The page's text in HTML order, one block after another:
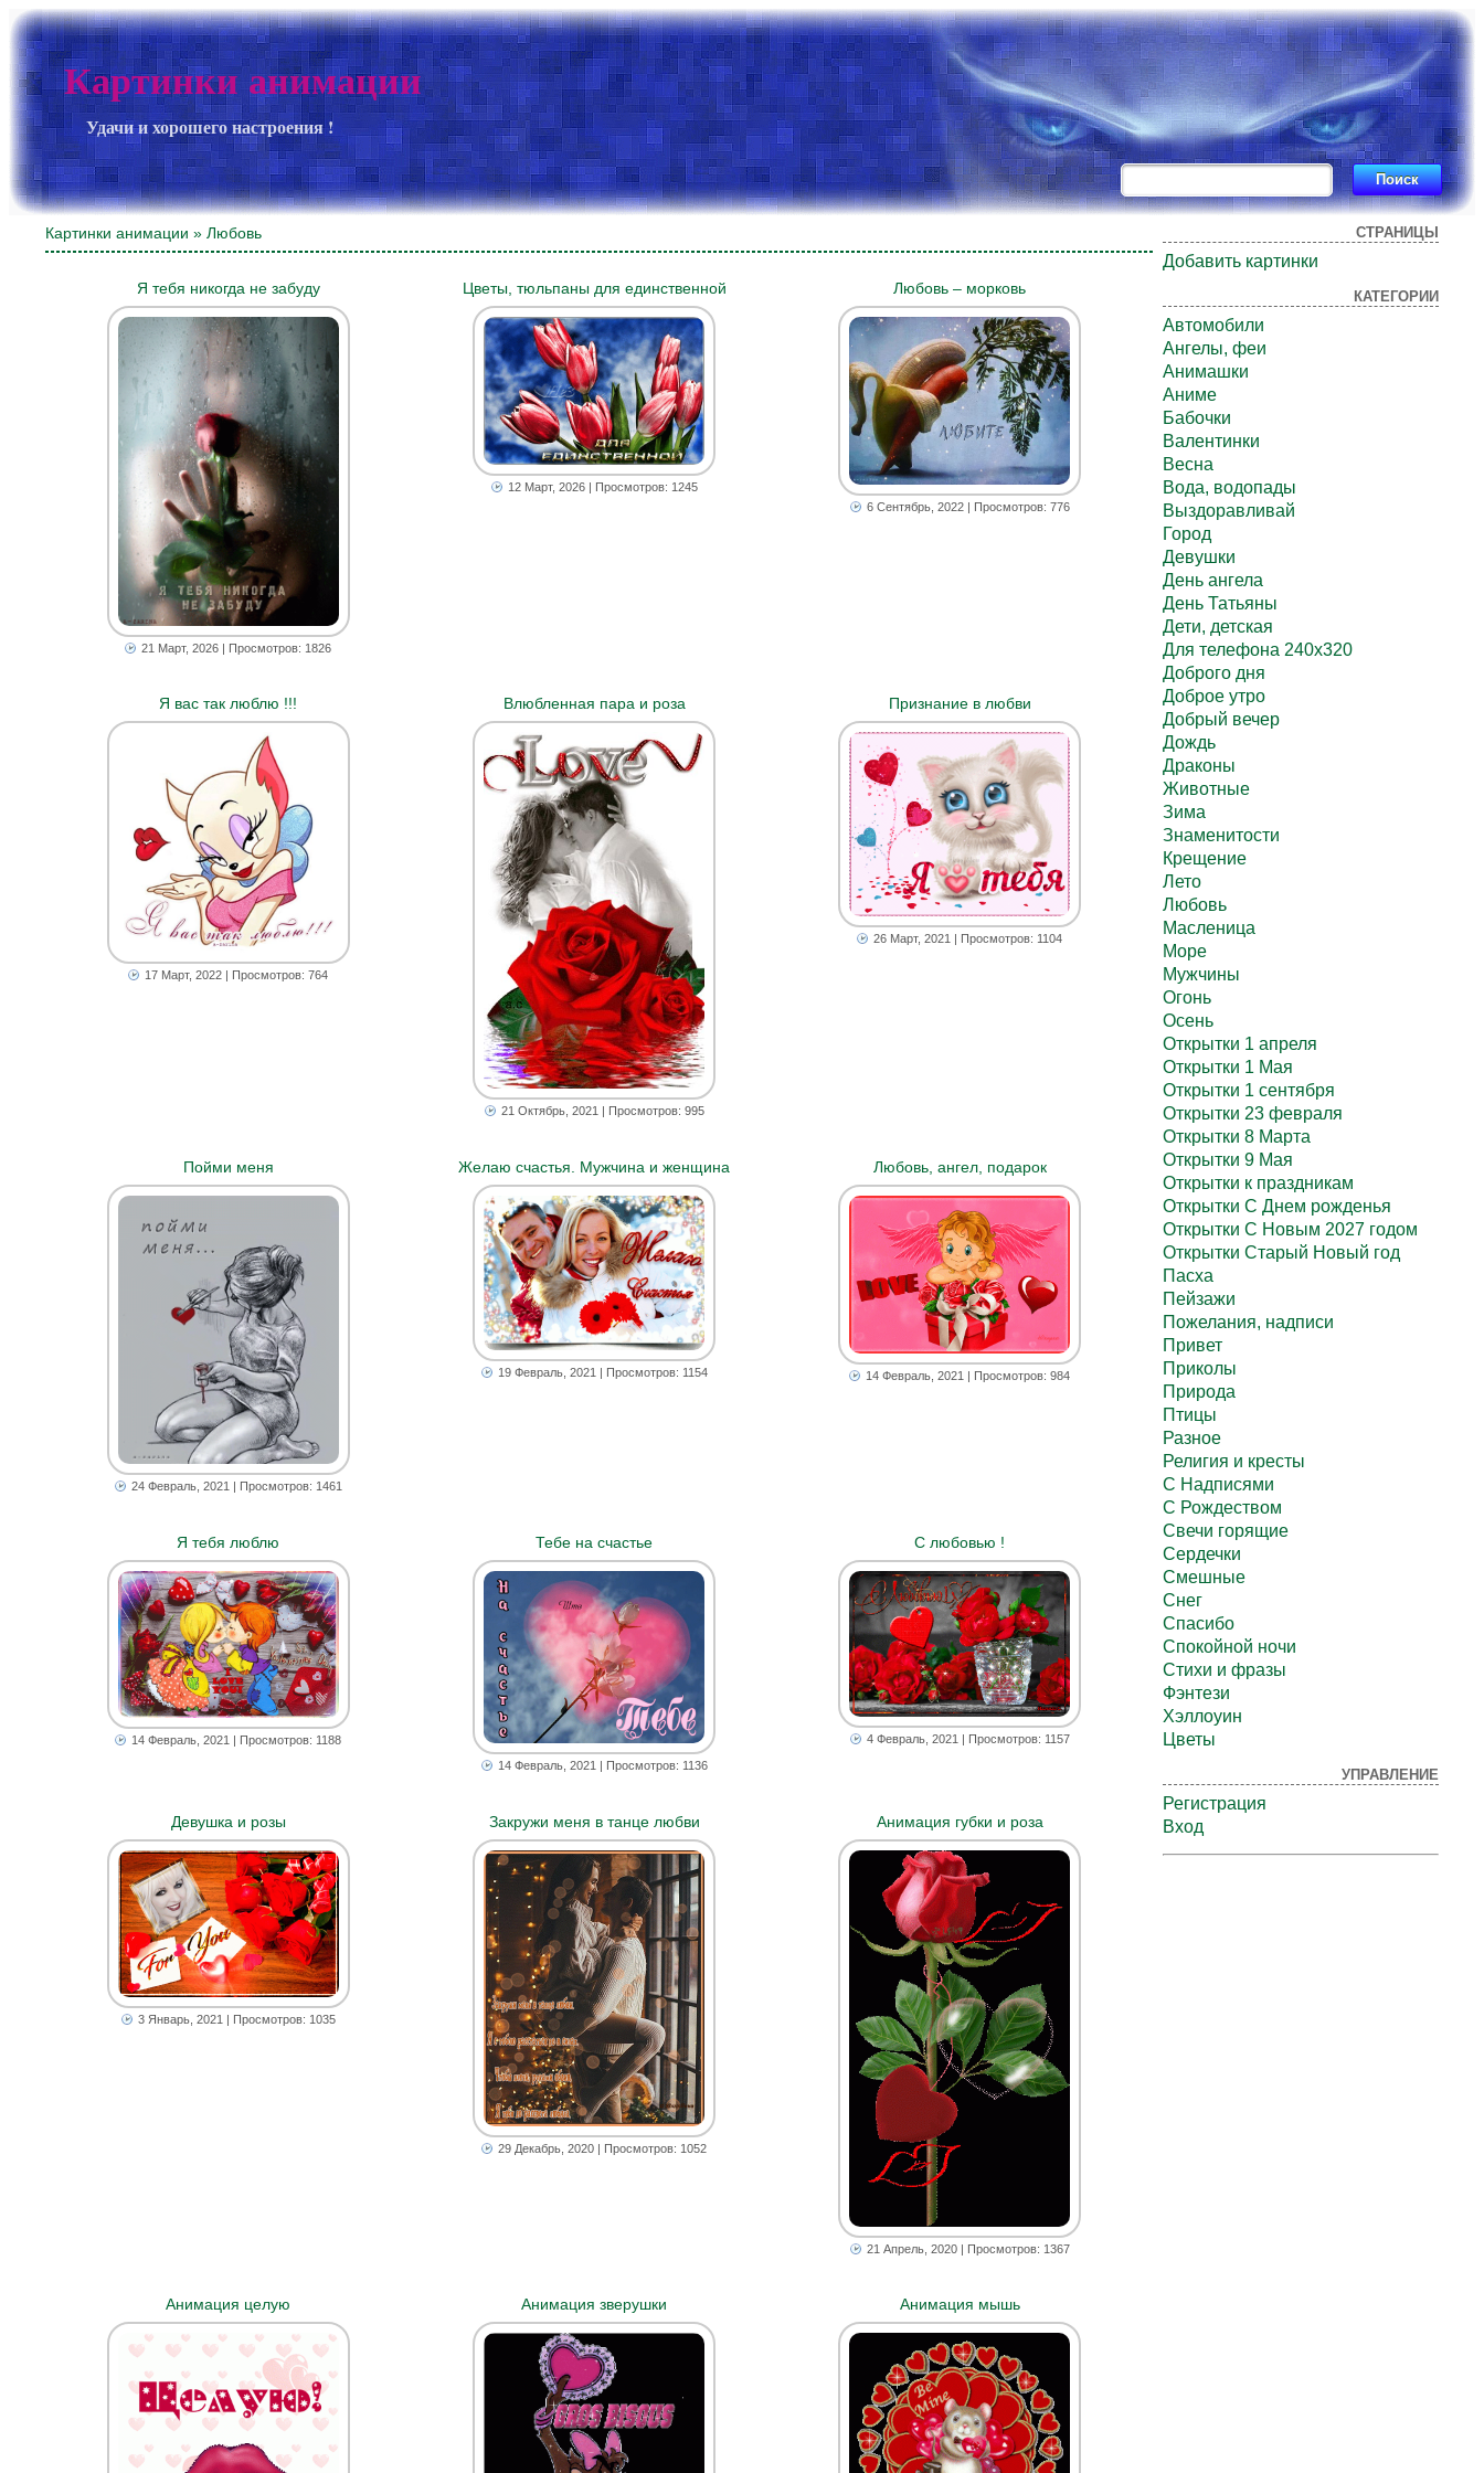
Картинки анимации
Удачи и хорошего настроения !
Картинки анимации » Любовь
Я тебя никогда не забуду
21 Март, 2026 | Просмотров: 1826
Цветы, тюльпаны для единственной
12 Март, 2026| Просмотров: 1245
Любовь – морковь
6 Сентябрь, 2022| Просмотров: 776
Я вас так люблю !!!
17 Март, 2022 | Просмотров: 764
Влюбленная пара и роза
21 Октябрь, 2021| Просмотров: 995
Признание в любви
26 Март, 2021 | Просмотров: 1104
Пойми меня
24 Февраль, 2021 | Просмотров: 1461
Желаю счастья. Мужчина и женщина
19 Февраль, 2021 | Просмотров: 1154
Любовь, ангел, подарок
14 Февраль, 2021 | Просмотров: 984
Я тебя люблю
14 Февраль, 2021 | Просмотров: 1188
Тебе на счастье
14 Февраль, 2021 | Просмотров: 1136
С любовью !
4 Февраль, 2021 | Просмотров: 1157
Девушка и розы
3 Январь, 2021 | Просмотров: 1035
Закружи меня в танце любви
29 Декабрь, 2020 | Просмотров: 1052
Анимация губки и роза
21 Апрель, 2020| Просмотров: 1367
Анимация целую Анимация зверушки Анимация мышь
СТРАНИЦЫ
Добавить картинки
КАТЕГОРИИ
Автомобили
Ангелы, феи
Анимашки
Аниме
Бабочки
Валентинки
Весна
Вода, водопады
Выздоравливай
Город
Девушки
День ангела
День Татьяны
Дети, детская
Для телефона 240х320
Доброго дня
Доброе утро
Добрый вечер
Дождь
Драконы
Животные
Зима
Знаменитости
Крещение
Лето
Любовь
Масленица
Море
Мужчины
Огонь
Осень
Открытки 1 апреля
Открытки 1 Мая
Открытки 1 сентября
Открытки 23 февраля
Открытки 8 Марта
Открытки 9 Мая
Открытки к праздникам
Открытки С Днем рожденья
Открытки С Новым 2027 годом
Открытки Старый Новый год
Пасха
Пейзажи
Пожелания, надписи
Привет
Приколы
Природа
Птицы
Разное
Религия и кресты
С Надписями
С Рождеством
Свечи горящие
Сердечки
Смешные
Снег
Спасибо
Спокойной ночи
Стихи и фразы
Фэнтези
Хэллоуин
Цветы
УПРАВЛЕНИЕ
Регистрация
Вход